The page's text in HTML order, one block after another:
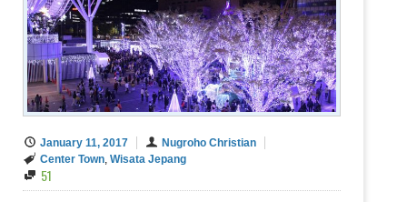
January 11, 2017
Nugroho Christian
Center Town Wisata Jepang
51